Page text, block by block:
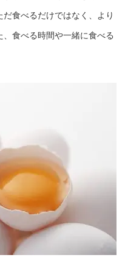
食べるだけではなく、より
食べる時間や一緒に食べる